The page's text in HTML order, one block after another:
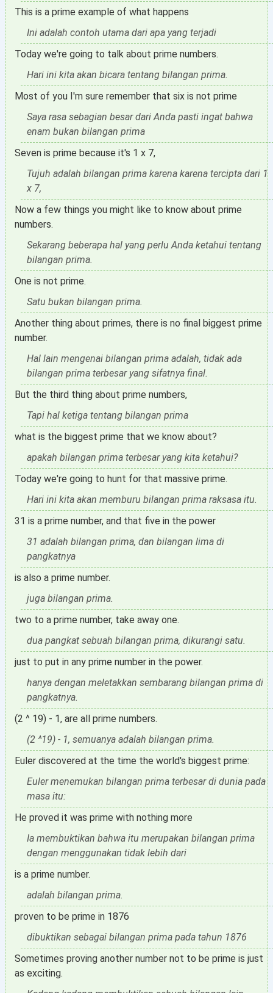
This is a prime example of what happens
Ini adalah contoh utama dari apa yang terjadi
Today we're going to talk about prime numbers.
Hari ini kita akan bicara tentang bilangan prima.
Most of you I'm sure remember that six is not prime
Saya rasa sebagian besar dari Anda pasti ingat bahwa
enam bukan bilangan prima
Seven is prime because it's 1 x 7,
Tujuh adalah bilangan prima karena karena tercipta dari 1
x 7,
Now a few things you might like to know about prime
numbers.
Sekarang beberapa hal yang perlu Anda ketahui tentang
bilangan prima.
One is not prime.
Satu bukan bilangan prima.
Another thing about primes, there is no final biggest prime
number.
Hal lain mengenai bilangan prima adalah, tidak ada
bilangan prima terbesar yang sifatnya final.
But the third thing about prime numbers,
Tapi hal ketiga tentang bilangan prima
what is the biggest prime that we know about?
apakah bilangan prima terbesar yang kita ketahui?
Today we're going to hunt for that massive prime.
Hari ini kita akan memburu bilangan prima raksasa itu.
31 is a prime number, and that five in the power
31 adalah bilangan prima, dan bilangan lima di
pangkatnya
is also a prime number.
juga bilangan prima.
two to a prime number, take away one.
dua pangkat sebuah bilangan prima, dikurangi satu.
just to put in any prime number in the power.
hanya dengan meletakkan sembarang bilangan prima di
pangkatnya.
(2 ^ 19) - 1, are all prime numbers.
(2 ^19) - 1, semuanya adalah bilangan prima.
Euler discovered at the time the world's biggest prime:
Euler menemukan bilangan prima terbesar di dunia pada
masa itu:
He proved it was prime with nothing more
Ia membuktikan bahwa itu merupakan bilangan prima
dengan menggunakan tidak lebih dari
is a prime number.
adalah bilangan prima.
proven to be prime in 1876
dibuktikan sebagai bilangan prima pada tahun 1876
Sometimes proving another number not to be prime is just
as exciting.